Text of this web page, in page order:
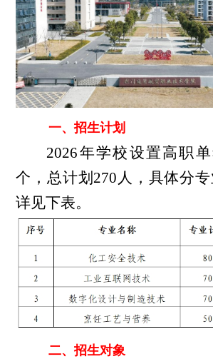
一、招生计划
2026年学校设置高职
个，总计划 270人，具体分
详见下表。
二、招生对象